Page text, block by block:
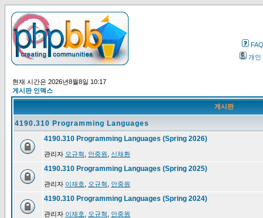
FAQ
개인
현재 시간은 2026년8월8일 10:17
게시판 인덱스
게시판
4190.310 Programming Languages
4190.310 Programming Languages (Spring 2026)
관리자 오규혁 안중원 신채환
4190.310 Programming Languages (Spring 2025)
관리자 이재호 오규혁 안중원
4190.310 Programming Languages (Spring 2024)
관리자 이재호 오규혁 안중원